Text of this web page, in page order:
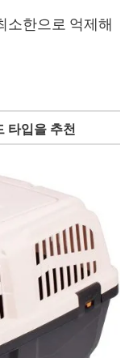
소한으로 억제해
타입을 추천